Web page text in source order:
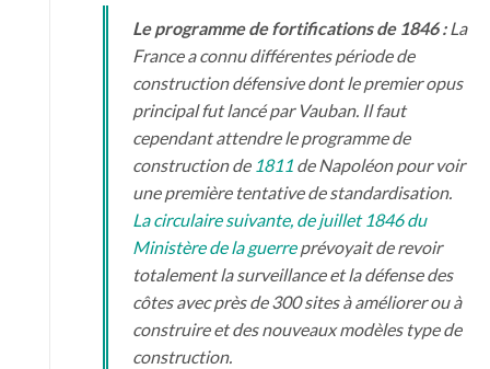
Le programme de fortifications de 1846 : La
France a connu différentes période de
construction défensive dont le premier opus
principal fut lancé par Vauban. Il faut
cependant attendre le programme de
construction de 1811 de Napoléon pour voir
une première tentative de standardisation.
La circulaire suivante, de juillet 1846 du
Ministère de la guerreprévoyait de revoir
totalement la surveillance et la défense des
côtes avec près de 300 sites à améliorer ou à
construire et des nouveaux modèles type de
construction.